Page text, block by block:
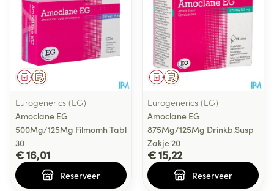
Op voorschrift
Geneesmiddel
Eurogenerics (EG)
Amoclane EG
500Mg/125Mg Filmomh Tabl
30
€ 16,01
Reserveer
Op voorschrift
Geneesmiddel
Eurogenerics (EG)
Amoclane EG
875Mg/125Mg Drinkb.Susp
Zakje 20
€ 15,22
Reserveer